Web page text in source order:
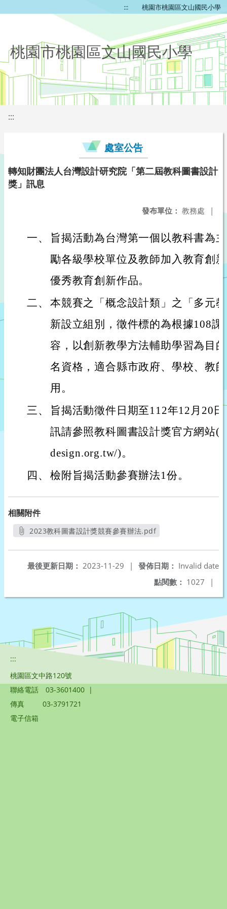
::: 桃園市桃園區文山國民小學
桃園市桃園區文山國民小學
:::
處室公告
轉知財團法人台灣設計研究院「第二屆教科圖書設計
獎」訊息
發布單位： 教務處 |
一、
旨揭活動為台灣第一個以教科書為
勵各級學校單位及教師加入教育創
優秀教育創新作品。
二、 本競賽之「概念設計類」之「多元
新設立組別，徵件標的為根據108
容，以創新教學方法輔助學習為目
名資格，適合縣市政府、學校、教
用。
三、
旨揭活動徵件日期至112年12月20
訊請參照教科圖書設計獎官方網站
design.org.tw/)。
四、 檢附旨揭活動參賽辦法1份。
相關附件
2023教科圖書設計獎競賽參賽辦法.pdf
發佈日期： Invalid date
最後更新日期： 2023-11-29
|
點閱數： 1027 |
:::
桃園區文中路120號
聯絡電話
03-3601400 |
傳真
03-3791721
電子信箱